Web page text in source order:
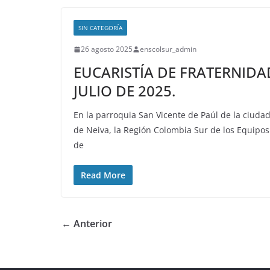
SIN CATEGORÍA
26 agosto 2025 enscolsur_admin
EUCARISTÍA DE
JULIO DE 2025.
En la parroquia San Vicente de Paúl de la ciudad
de Neiva, la Región Colombia Sur de los Equipos
de
Read More
← Anterior